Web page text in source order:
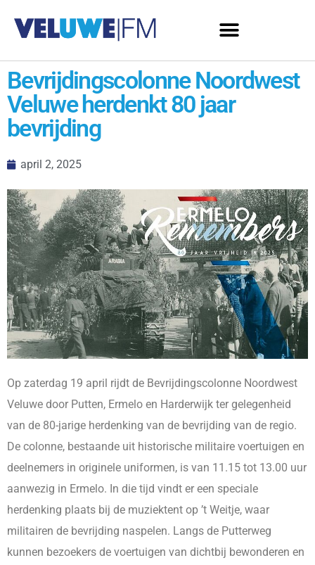
Bevrijdingscolonne Noordwest
Veluwe herdenkt 80 jaar
bevrijding
april 2, 2025
Op zaterdag 19 april rijdt de Bevrijdingscolonne Noordwest
Veluwe door Putten, Ermelo en Harderwijk ter gelegenheid
van de 80-jarige herdenking van de bevrijding van de regio.
De colonne, bestaande uit historische militaire voertuigen en
deelnemers in originele uniformen, is van 11.15 tot 13.00 uur
aanwezig in Ermelo. In die tijd vindt er een speciale
herdenking plaats bij de muziektent op ’t Weitje, waar
militairen de bevrijding naspelen. Langs de Putterweg
kunnen bezoekers de voertuigen van dichtbij bewonderen en